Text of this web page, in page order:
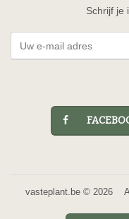
Schrijf je
vasteplant.be © 2026